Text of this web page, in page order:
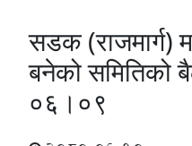
सडक (राजमार्ग)
बनेको समितिको
०६।०९